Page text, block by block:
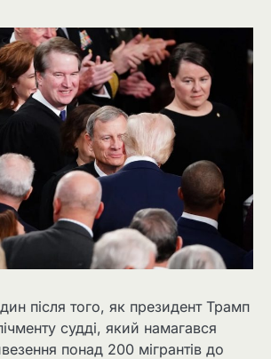
після того, як президент Трамп
судді, який намагався
понад 200 мігрантів до